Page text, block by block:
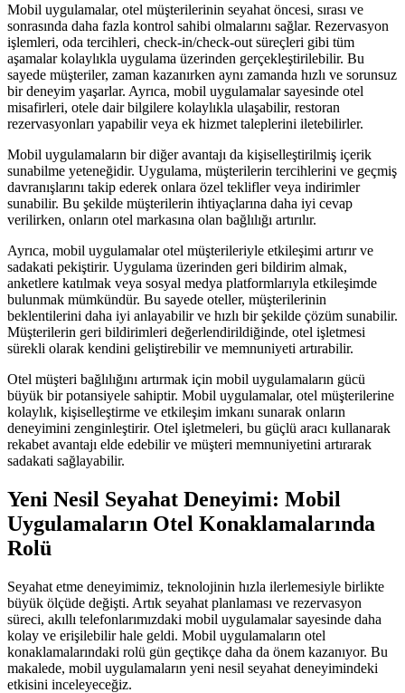
Mobil uygulamalar, otel müşterilerinin seyahat öncesi, sırası ve
sonrasında daha fazla kontrol sahibi olmalarını sağlar. Rezervasyon
işlemleri, oda tercihleri, check-in/check-out süreçleri gibi tüm
aşamalar kolaylıkla uygulama üzerinden gerçekleştirilebilir. Bu
sayede müşteriler, zaman kazanırken aynı zamanda hızlı ve sorunsuz
bir deneyim yaşarlar. Ayrıca, mobil uygulamalar sayesinde otel
misafirleri, otele dair bilgilere kolaylıkla ulaşabilir, restoran
rezervasyonları yapabilir veya ek hizmet taleplerini iletebilirler.
Mobil uygulamaların bir diğer avantajı da kişiselleştirilmiş içerik
sunabilme yeteneğidir. Uygulama, müşterilerin tercihlerini ve geçmiş
davranışlarını takip ederek onlara özel teklifler veya indirimler
sunabilir. Bu şekilde müşterilerin ihtiyaçlarına daha iyi cevap
verilirken, onların otel markasına olan bağlılığı artırılır.
Ayrıca, mobil uygulamalar otel müşterileriyle etkileşimi artırır ve
sadakati pekiştirir. Uygulama üzerinden geri bildirim almak,
anketlere katılmak veya sosyal medya platformlarıyla etkileşimde
bulunmak mümkündür. Bu sayede oteller, müşterilerinin
beklentilerini daha iyi anlayabilir ve hızlı bir şekilde çözüm sunabilir.
Müşterilerin geri bildirimleri değerlendirildiğinde, otel işletmesi
sürekli olarak kendini geliştirebilir ve memnuniyeti artırabilir.
Otel müşteri bağlılığını artırmak için mobil uygulamaların gücü
büyük bir potansiyele sahiptir. Mobil uygulamalar, otel müşterilerine
kolaylık, kişiselleştirme ve etkileşim imkanı sunarak onların
deneyimini zenginleştirir. Otel işletmeleri, bu güçlü aracı kullanarak
rekabet avantajı elde edebilir ve müşteri memnuniyetini artırarak
sadakati sağlayabilir.
Yeni Nesil Seyahat Deneyimi: Mobil
Uygulamaların Otel Konaklamalarında
Rolü
Seyahat etme deneyimimiz, teknolojinin hızla ilerlemesiyle birlikte
büyük ölçüde değişti. Artık seyahat planlaması ve rezervasyon
süreci, akıllı telefonlarımızdaki mobil uygulamalar sayesinde daha
kolay ve erişilebilir hale geldi. Mobil uygulamaların otel
konaklamalarındaki rolü gün geçtikçe daha da önem kazanıyor. Bu
makalede, mobil uygulamaların yeni nesil seyahat deneyimindeki
etkisini inceleyeceğiz.